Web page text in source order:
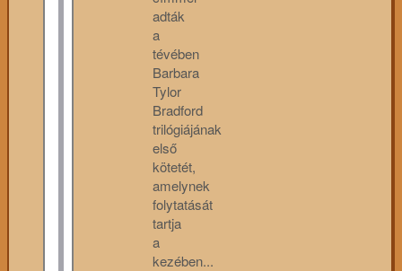
adták
a
tévében
Barbara
Tylor
Bradford
trilógiájának
első
kötetét,
amelynek
folytatását
tartja
a
kezében...